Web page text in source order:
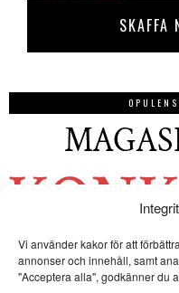
Vi använder kakor för att
annonser och innehåll, samt
"Acceptera alla", godkänner du